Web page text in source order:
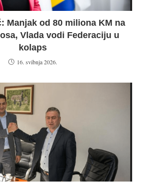
Manjak od 80 miliona KM na
Vlada vodi Federaciju u
kolaps
16. svibnja 2026.